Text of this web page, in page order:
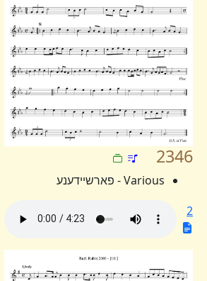
2346
Various - פארשיידענע